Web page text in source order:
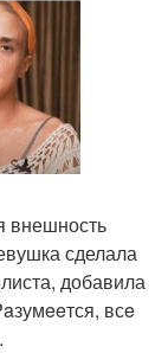
внешность
сделала
добавила
всe